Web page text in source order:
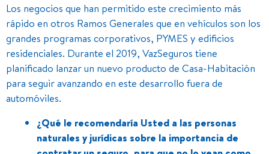
Los negocios que han permitido este crecimiento más
rápido en otros Ramos Generales que en vehículos son los
grandes programas corporativos, PYMES y edificios
residenciales. Durante el 2019, VazSeguros tiene
planificado lanzar un nuevo producto de Casa-Habitación
para seguir avanzando en este desarrollo fuera de
automóviles.
¿Qué le recomendaría Usted a las personas
naturales y jurídicas sobre la importancia de